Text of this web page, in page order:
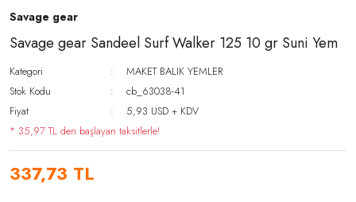
Savage gear
Savage gear Sandeel Surf Walker 125 10 gr Suni Yem
Kategori
MAKET BALIK YEMLER
Stok Kodu
cb_63038-41
Fiyat
5,93 USD + KDV
* 35,97 TL den başlayan taksitlerle!
337,73 TL